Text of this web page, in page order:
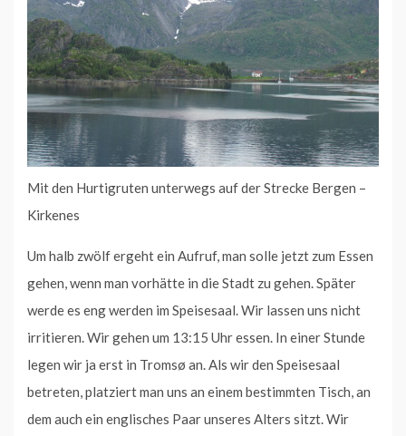
Mit den Hurtigruten unterwegs auf der Strecke Bergen –
Kirkenes
Um halb zwölf ergeht ein Aufruf, man solle jetzt zum Essen
gehen, wenn man vorhätte in die Stadt zu gehen. Später
werde es eng werden im Speisesaal. Wir lassen uns nicht
irritieren. Wir gehen um 13:15 Uhr essen. In einer Stunde
legen wir ja erst in Tromsø an. Als wir den Speisesaal
betreten, platziert man uns an einem bestimmten Tisch, an
dem auch ein englisches Paar unseres Alters sitzt. Wir